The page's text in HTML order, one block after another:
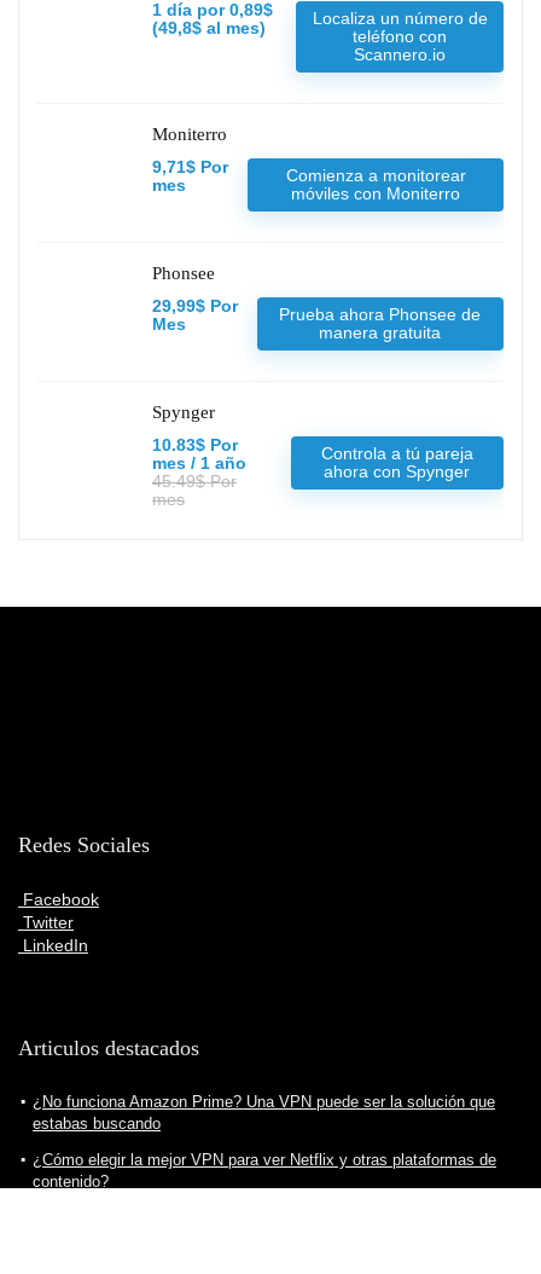
1 día por 0,89$
(49,8$ al mes)
Localiza un número de
teléfono con
Scannero.io
Moniterro
9,71$ Por
mes
Comienza a monitorear
móviles con Moniterro
Phonsee
29,99$ Por
Mes
Prueba ahora Phonsee de
manera gratuita
Spynger
10.83$ Por
mes / 1 año
45.49$ Por
mes
Controla a tú pareja
ahora con Spynger
Redes Sociales
Facebook
Twitter
LinkedIn
Articulos destacados
¿No funciona Amazon Prime? Una VPN puede ser la solución que
estabas buscando
¿Cómo elegir la mejor VPN para ver Netflix y otras plataformas de
contenido?